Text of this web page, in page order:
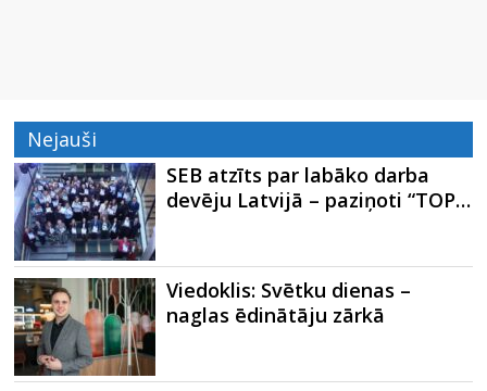
Nejauši
SEB atzīts par labāko darba
devēju Latvijā – paziņoti “TOP…
Viedoklis: Svētku dienas –
naglas ēdinātāju zārkā